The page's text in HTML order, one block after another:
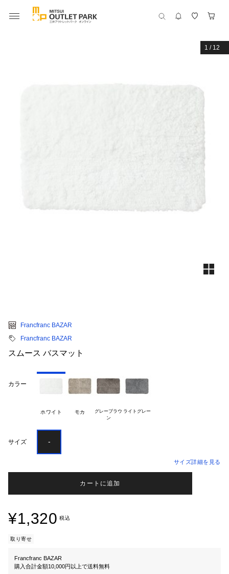
1 / 12
Francfranc BAZAR
Francfranc BAZAR
スムース バスマット
カラー
ホワイト モカ
グレーブラウ ライトグレー
サイズ -
サイズ詳細を見る
カートに追加
¥1,320 税込
取り寄せ
Francfranc BAZAR
購入合計金額10,000円以上で送料無料